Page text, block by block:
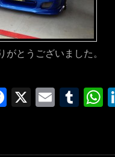
がとうございました。
Facebook
X Email